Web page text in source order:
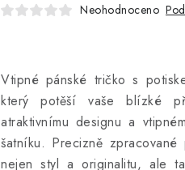
Neohodnoceno
Vtipné pánské tričko s
který potěší vaše blízké
atraktivnímu designu a
šatníku. Precizně
nejen styl a originalitu, ale